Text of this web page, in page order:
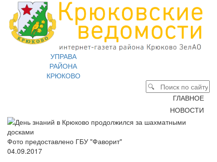
УПРАВА
РАЙОНА
КРЮКОВО
ГЛАВНОЕ
НОВОСТИ
Фото предоставлено ГБУ "Фаворит"
04.09.2017